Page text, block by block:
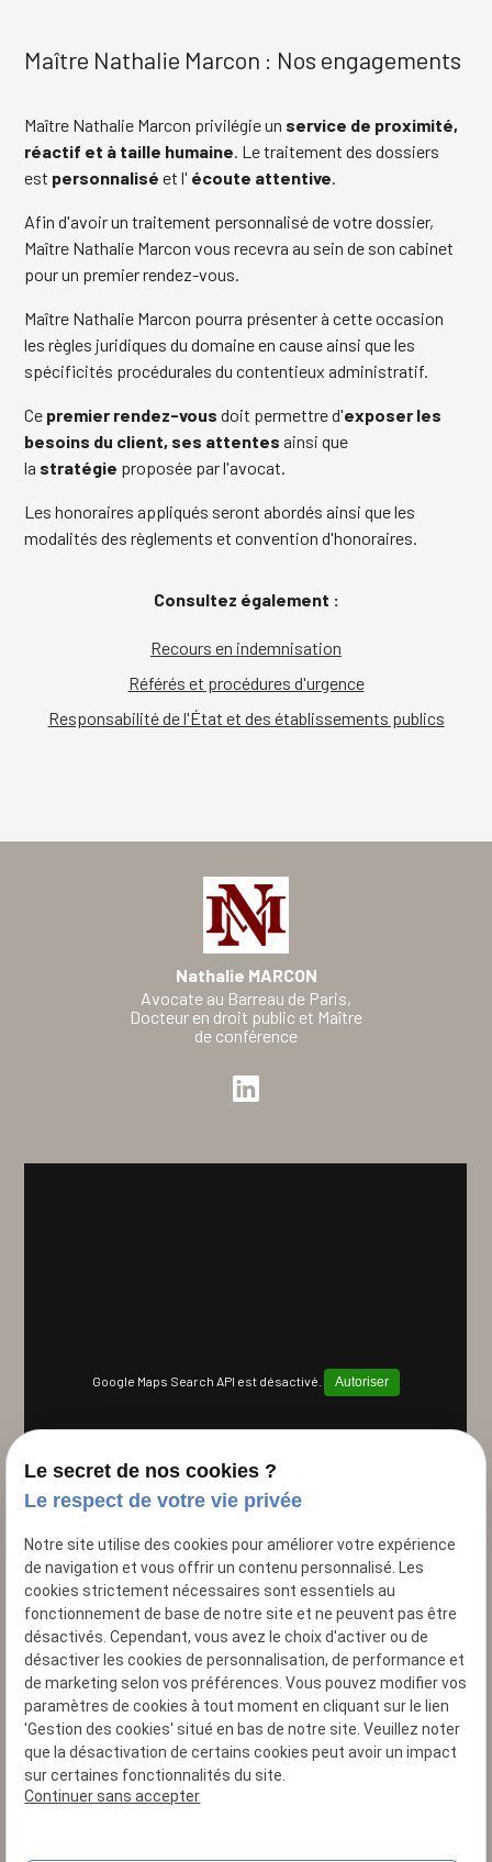
Maître Nathalie Marcon : Nos engagements
Maître Nathalie Marcon privilégie un service de proximité,
réactif et à taille humaine. Le traitement des dossiers
est personnalisé et l' écoute attentive.
Afin d'avoir un traitement personnalisé de votre dossier,
Maître Nathalie Marcon vous recevra au sein de son cabinet
pour un premier rendez-vous.
Maître Nathalie Marcon pourra présenter à cette occasion
les règles juridiques du domaine en cause ainsi que les
spécificités procédurales du contentieux administratif.
Ce premier rendez-vous doit permettre d'exposer les
besoins du client, ses attentes ainsi que
la stratégie proposée par l'avocat.
Les honoraires appliqués seront abordés ainsi que les
modalités des règlements et convention d'honoraires.
Consultez également :
Recours en indemnisation
Référés et procédures d'urgence
Responsabilité de l'État et des établissements publics
Nathalie MARCON
Avocate au Barreau de Paris,
Docteur en droit public et Maître
de conférence
Google Maps Search API est désactivé. Autoriser
22 Rue de Lisbonne
75008 Paris
01 88 24 23 09
Siret : 44210594600010
Le secret de nos cookies ?
Le respect de votre vie privée
Notre site utilise des cookies pour améliorer votre expérience
de navigation et vous offrir un contenu personnalisé. Les
cookies strictement nécessaires sont essentiels au
fonctionnement de base de notre site et ne peuvent pas être
désactivés. Cependant, vous avez le choix d'activer ou de
désactiver les cookies de personnalisation, de performance et
de marketing selon vos préférences. Vous pouvez modifier vos
paramètres de cookies à tout moment en cliquant sur le lien
'Gestion des cookies' situé en bas de notre site. Veuillez noter
que la désactivation de certains cookies peut avoir un impact
sur certaines fonctionnalités du site.
Continuer sans accepter